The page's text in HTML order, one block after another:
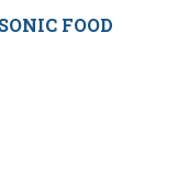
FOOD